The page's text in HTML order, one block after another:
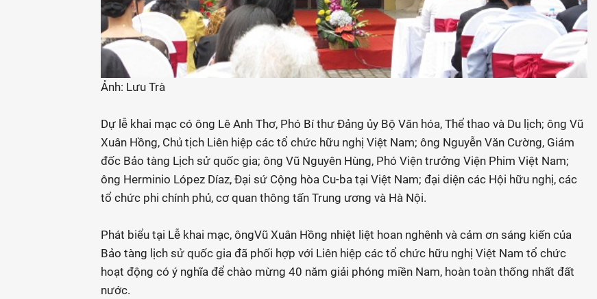
Ảnh: Lưu Trà
Dự lễ khai mạc có ông Lê Anh Thơ, Phó Bí thư Đảng ủy Bộ Văn hóa, Thể thao và Du lịch; ông Vũ
Xuân Hồng, Chủ tịch Liên hiệp các tổ chức hữu nghị Việt Nam; ông Nguyễn Văn Cường, Giám
đốc Bảo tàng Lịch sử quốc gia; ông Vũ Nguyên Hùng, Phó Viện trưởng Viện Phim Việt Nam;
ông Herminio López Díaz, Đại sứ Cộng hòa Cu-ba tại Việt Nam; đại diện các Hội hữu nghị, các
tổ chức phi chính phủ, cơ quan thông tấn Trung ương và Hà Nội.
Phát biểu tại Lễ khai mạc, ôngVũ Xuân Hồng nhiệt liệt hoan nghênh và cảm ơn sáng kiến của
Bảo tàng lịch sử quốc gia đã phối hợp với Liên hiệp các tổ chức hữu nghị Việt Nam tổ chức
hoạt động có ý nghĩa để chào mừng 40 năm giải phóng miền Nam, hoàn toàn thống nhất đất
nước.